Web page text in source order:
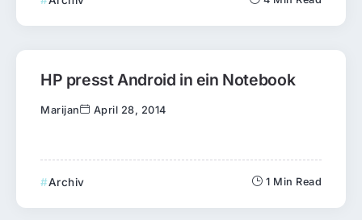
HP presst Android in ein Notebook
Marijan April 28, 2014
Archiv 1 Min Read